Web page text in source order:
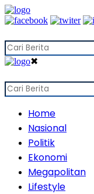
✖
Home
Nasional
Politik
Ekonomi
Megapolitan
Lifestyle